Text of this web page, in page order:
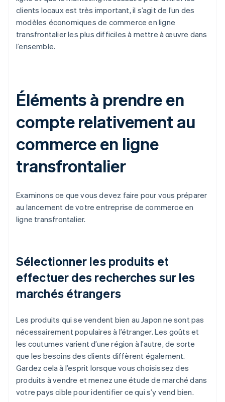
clients locaux est très important, il s’agit de l’un des
modèles économiques de commerce en ligne
transfrontalier les plus difficiles à mettre à œuvre dans
l’ensemble.
Éléments à prendre en
compte relativement au
commerce en ligne
transfrontalier
Examinons ce que vous devez faire pour vous préparer
au lancement de votre entreprise de commerce en
ligne transfrontalier.
Sélectionner les produits et
effectuer des recherches sur les
marchés étrangers
Les produits qui se vendent bien au Japon ne sont pas
nécessairement populaires à l’étranger. Les goûts et
les coutumes varient d’une région à l’autre, de sorte
que les besoins des clients diffèrent également.
Gardez cela à l’esprit lorsque vous choisissez des
produits à vendre et menez une étude de marché dans
votre pays cible pour identifier ce qui s’y vend bien.